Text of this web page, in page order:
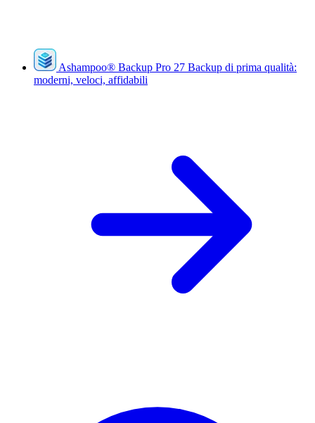
Ashampoo® Backup Pro 27 Backup di prima qualità:
moderni, veloci, affidabili